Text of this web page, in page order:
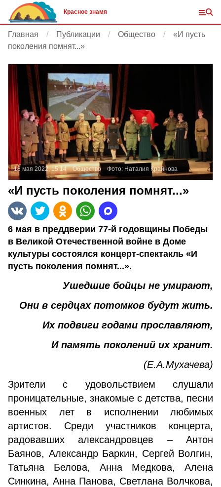
Красное знамя
Главная Публикации Общество
«И пусть
поколения помнят...»
18 мая 2022, 15:14 Общество Фото: Наталия Крайнова
«И пусть поколения помнят...»
6 мая в преддверии 77-й годовщины Победы
в Великой Отечественной войне в Доме
культуры состоялся концерт-спектакль «И
пусть поколения помнят...».
Ушедшие бойцы не умирают,
Они в сердцах потомков будут жить.
Их подвиги годами прославляют,
И память поколений их хранит.
(Е.А.Мухачева)
Зрители с удовольствием слушали
проницательные, знакомые с детства, песни
военных лет в исполнении любимых
артистов. Среди участников концерта,
радовавших александровцев – Антон
Баянов, Александр Баркин, Сергей Волгин,
Татьяна Белова, Анна Медкова, Алена
Синкина, Анна Панова, Светлана Волчкова,